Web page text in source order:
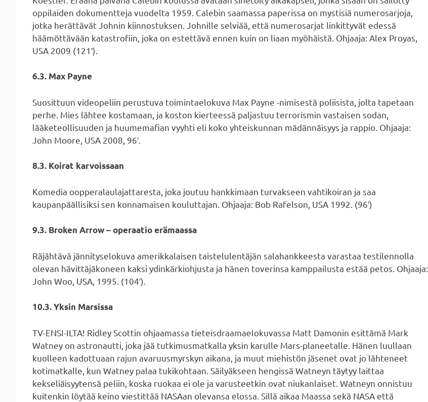
oppilaiden dokumentteja vuodelta 1959. Calebin saamassa paperissa on mystisiä numerosarjoja,
jotka herättävät Johnin kiinnostuksen. Johnille selviää, että numerosarjat linkittyvät edessä
häämöttävään katastrofiin, joka on estettävä ennen kuin on liaan myöhäistä. Ohjaaja: Alex Proyas,
USA 2009 (121′).
6.3. Max Payne
Suosittuun videopeliin perustuva toimintaelokuva Max Payne -nimisestä poliisista, jolta tapetaan
perhe. Mies lähtee kostamaan, ja koston kierteessä paljastuu terrorismin vastaisen sodan,
lääketeollisuuden ja huumemafian vyyhti eli koko yhteiskunnan mädännäisyys ja rappio. Ohjaaja:
John Moore, USA 2008, 96′.
8.3. Koirat karvoissaan
Komedia oopperalaulajattaresta, joka joutuu hankkimaan turvakseen vahtikoiran ja saa
kaupanpäällisiksi sen konnamaisen kouluttajan. Ohjaaja: Bob Rafelson, USA 1992. (96′)
9.3. Broken Arrow – operaatio erämaassa
Räjähtävä jännityselokuva amerikkalaisen taistelulentäjän salahankkeesta varastaa testilennolla
olevan hävittäjäkoneen kaksi ydinkärkiohjusta ja hänen toverinsa kamppailusta estää petos. Ohjaaja:
John Woo, USA, 1995. (104′).
10.3. Yksin Marsissa
TV-ENSI-ILTA! Ridley Scottin ohjaamassa tieteisdraamaelokuvassa Matt Damonin esittämä Mark
Watney on astronautti, joka jää tutkimusmatkalla yksin karulle Mars-planeetalle. Hänen luullaan
kuolleen kadottuaan rajun avaruusmyrskyn aikana, ja muut miehistön jäsenet ovat jo lähteneet
kotimatkalle, kun Watney palaa tukikohtaan. Säilyäkseen hengissä Watneyn täytyy laittaa
kekseliäisyytensä peliin, koska ruokaa ei ole ja varusteetkin ovat niukanlaiset. Watneyn onnistuu
kuitenkin löytää keino viestittää NASAan olevansa elossa. Sillä aikaa Maassa sekä NASA että